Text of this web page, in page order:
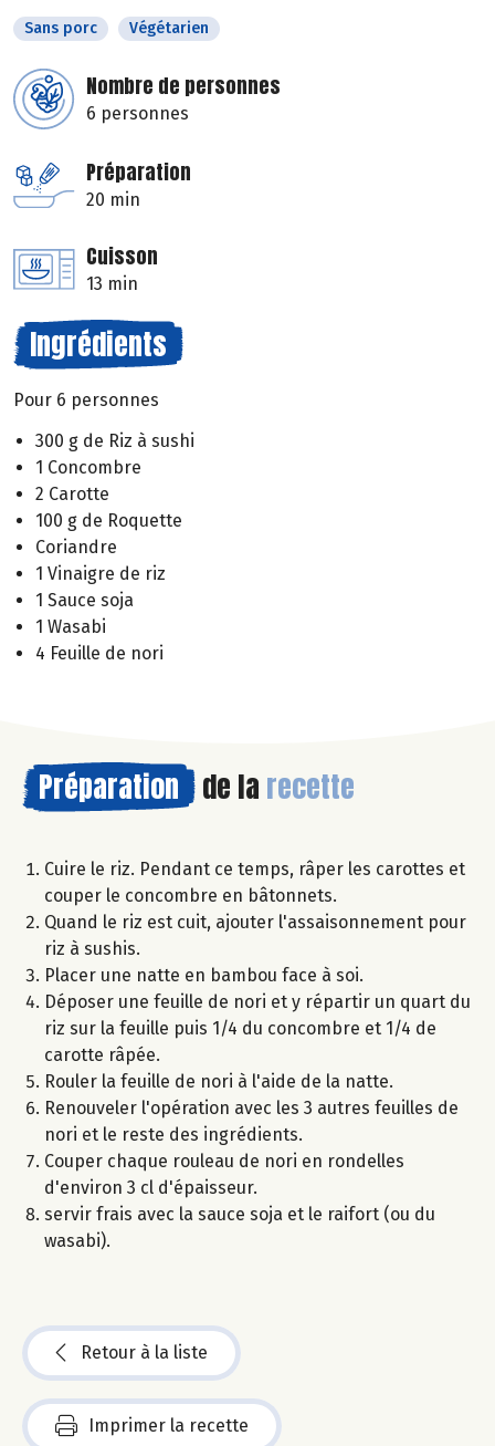
Sans porc Végétarien
Nombre de personnes
6 personnes
Préparation
20 min
Cuisson
13 min
Ingrédients
Pour 6 personnes
300 g de Riz à sushi
1 Concombre
2 Carotte
100 g de Roquette
Coriandre
1 Vinaigre de riz
1 Sauce soja
1 Wasabi
4 Feuille de nori
Préparation de la recette
Cuire le riz. Pendant ce temps, râper les carottes et
couper le concombre en bâtonnets.
Quand le riz est cuit, ajouter l'assaisonnement pour
riz à sushis.
Placer une natte en bambou face à soi.
Déposer une feuille de nori et y répartir un quart du
riz sur la feuille puis 1/4 du concombre et 1/4 de
carotte râpée.
Rouler la feuille de nori à l'aide de la natte.
Renouveler l'opération avec les 3 autres feuilles de
nori et le reste des ingrédients.
Couper chaque rouleau de nori en rondelles
d'environ 3 cl d'épaisseur.
servir frais avec la sauce soja et le raifort (ou du
wasabi).
Retour à la liste
Imprimer la recette